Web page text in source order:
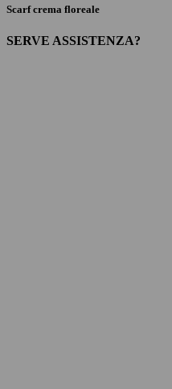
Scarf crema floreale
SERVE ASSISTENZA?